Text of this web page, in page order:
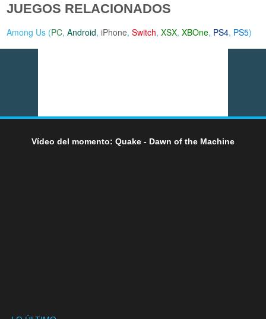
JUEGOS RELACIONADOS
Among Us (PC,Android,iPhone,Switch,XSX,XBOne, PS4, PS5)
Vídeo del momento: Quake - Dawn of the Machine